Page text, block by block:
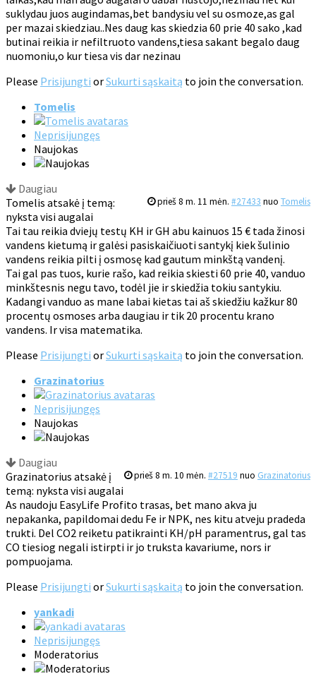
suklydau juos augindamas,bet bandysiu vel su osmoze,as gal
per mazai skiedziau..Nes daug kas skiedzia 60 prie 40 sako ,kad
butinai reikia ir nefiltruoto vandens,tiesa sakant begalo daug
nuomoniu,o kur tiesa vis dar nezinau
Please Prisijungti orSukurti sąskaitą to join the conversation.
Tomelis
Neprisijungęs
Naujokas
Daugiau
prieš 8 m. 11 mėn. #27433 nuo Tomelis
Tomelis atsakė į temą:
nyksta visi augalai
Tai tau reikia dviejų testų KH ir GH abu kainuos 15 € tada žinosi
vandens kietumą ir galėsi pasiskaičiuoti santykį kiek šulinio
vandens reikia pilti į osmosę kad gautum minkštą vandenį.
Tai gal pas tuos, kurie rašo, kad reikia skiesti 60 prie 40, vanduo
minkštesnis negu tavo, todėl jie ir skiedžia tokiu santykiu.
Kadangi vanduo as mane labai kietas tai aš skiedžiu kažkur 80
procentų osmoses arba daugiau ir tik 20 procentu krano
vandens. Ir visa matematika.
Please Prisijungti orSukurti sąskaitą to join the conversation.
Grazinatorius
Neprisijungęs
Naujokas
Daugiau
prieš 8 m. 10 mėn. #27519 nuo Grazinatorius
Grazinatorius atsakė į
temą: nyksta visi augalai
As naudoju EasyLife Profito trasas, bet mano akva ju
nepakanka, papildomai dedu Fe ir NPK, nes kitu atveju pradeda
trukti. Del CO2 reiketu patikrainti KH/pH paramentrus, gal tas
CO tiesiog negali istirpti ir jo truksta kavariume, nors ir
pompuojama.
Please Prisijungti orSukurti sąskaitą to join the conversation.
yankadi
Neprisijungęs
Moderatorius